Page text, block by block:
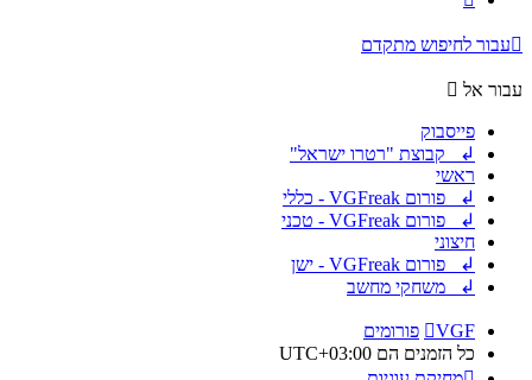
עבור לחיפוש מתקדם
עבור אל
פייסבוק
↲ קבוצת "רטרו ישראל"
ראשי
↲ פורום VGFreak - כללי
↲ פורום VGFreak - טכני
חיצוני
↲ פורום VGFreak - ישן
↲ משחקי מחשב
VGF
פורומים
כל הזמנים הם UTC+03:00